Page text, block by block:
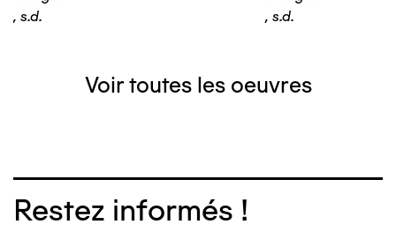
, s.d.
, s.d.
Voir toutes les oeuvres
Restez informés !